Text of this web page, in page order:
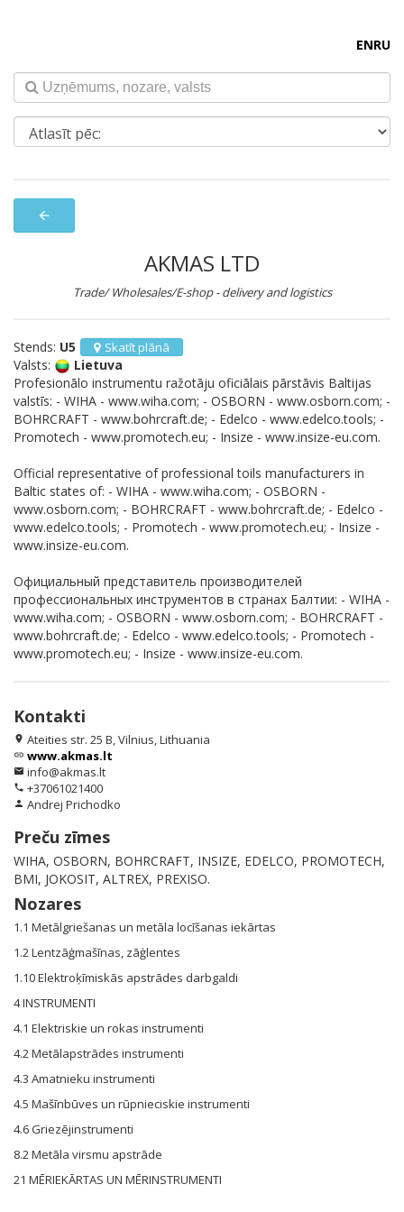
ENRU
arrow_back
AKMAS LTD
Trade/ Wholesales/E-shop - delivery and logistics
Stends: U5 Skatīt plānā
Valsts:
Lietuva
Profesionālo instrumentu ražotāju oficiālais pārstāvis Baltijas
valstīs: - WIHA - www.wiha.com; - OSBORN - www.osborn.com; -
BOHRCRAFT - www.bohrcraft.de; - Edelco - www.edelco.tools; -
Promotech - www.promotech.eu; - Insize - www.insize-eu.com.
Official representative of professional toils manufacturers in
Baltic states of: - WIHA - www.wiha.com; - OSBORN -
www.osborn.com; - BOHRCRAFT - www.bohrcraft.de; - Edelco -
www.edelco.tools; - Promotech - www.promotech.eu; - Insize -
www.insize-eu.com.
Официальный представитель производителей
профессиональных инструментов в странах Балтии: - WIHA -
www.wiha.com; - OSBORN - www.osborn.com; - BOHRCRAFT -
www.bohrcraft.de; - Edelco - www.edelco.tools; - Promotech -
www.promotech.eu; - Insize - www.insize-eu.com.
Kontakti
location_on Ateities str. 25 B, Vilnius, Lithuania
link www.akmas.lt
email info@akmas.lt
phone +37061021400
person Andrej Prichodko
Preču zīmes
WIHA, OSBORN, BOHRCRAFT, INSIZE, EDELCO, PROMOTECH,
BMI, JOKOSIT, ALTREX, PREXISO.
Nozares
1.1 Metālgriešanas un metāla locīšanas iekārtas
1.2 Lentzāģmašīnas, zāģlentes
1.10 Elektroķīmiskās apstrādes darbgaldi
4 INSTRUMENTI
4.1 Elektriskie un rokas instrumenti
4.2 Metālapstrādes instrumenti
4.3 Amatnieku instrumenti
4.5 Mašīnbūves un rūpnieciskie instrumenti
4.6 Griezējinstrumenti
8.2 Metāla virsmu apstrāde
21 MĒRIEKĀRTAS UN MĒRINSTRUMENTI